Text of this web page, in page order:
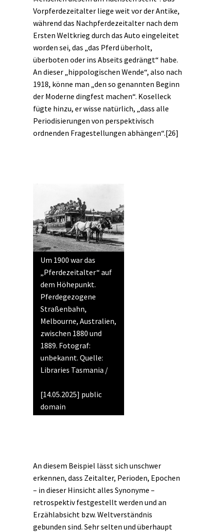
Vorpferdezeitalter liege weit vor der Antike,
während das Nachpferdezeitalter nach dem
Ersten Weltkrieg durch das Auto eingeleitet
worden sei, das „das Pferd überholt,
überboten oder ins Abseits gedrängt“ habe.
An dieser „hippologischen Wende“, also nach
1918, könne man „den so genannten Beginn
der Moderne dingfest machen“. Koselleck
fügte hinzu, er wisse natürlich, „dass alle
Periodisierungen von perspektivisch
ordnenden Fragestellungen abhängen“.[26]
Um 1900 war das
„Pferdezeitalter“ auf
dem Höhepunkt.
Pferdegezogene
Straßenbahn,
Melbourne, Australien,
zwischen 1880 und
1889. Fotograf:
unbekannt. Quelle:
Libraries Tasmania /
[14.05.2025] public
domain
An diesem Beispiel lässt sich unschwer
erkennen, dass Zeitalter, Perioden, Epochen
– in dieser Hinsicht alles Synonyme –
retrospektiv festgestellt werden und an
Erzählabsicht bzw. Weltverständnis
gebunden sind. Sehr selten und überhaupt